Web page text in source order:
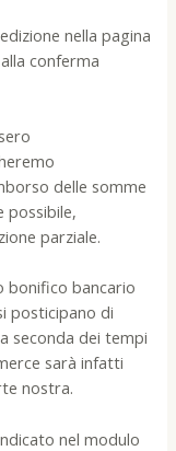
nella pagina
conferma
delle somme
possibile,
parziale.
bonifico bancario
posticipano di
seconda dei tempi
sarà infatti
nostra.
nel modulo